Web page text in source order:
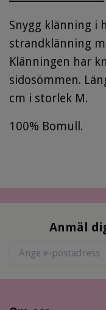
Snygg klänning i
strandklänning
Klänningen har
sidosömmen.
cm i storlek M.
100% Bomull.
Anmäl